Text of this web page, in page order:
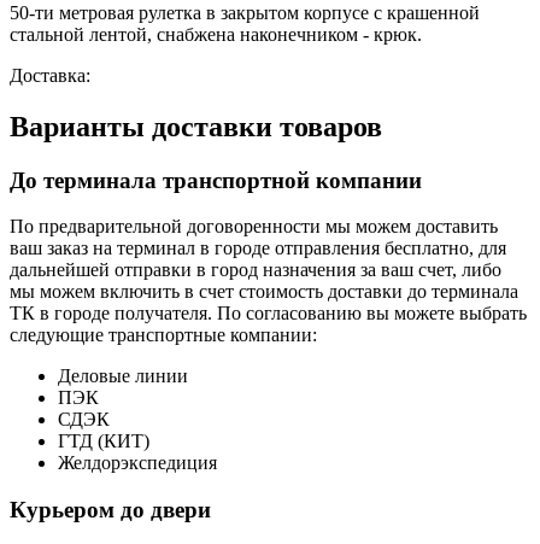
50-ти метровая рулетка в закрытом корпусе с крашенной
стальной лентой, снабжена наконечником - крюк.
Доставка:
Варианты доставки товаров
До терминала транспортной компании
По предварительной договоренности мы можем доставить
ваш заказ на терминал в городе отправления бесплатно, для
дальнейшей отправки в город назначения за ваш счет, либо
мы можем включить в счет стоимость доставки до терминала
ТК в городе получателя. По согласованию вы можете выбрать
следующие транспортные компании:
Деловые линии
ПЭК
СДЭК
ГТД (КИТ)
Желдорэкспедиция
Курьером до двери